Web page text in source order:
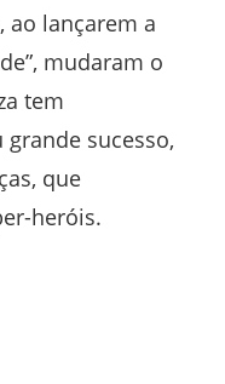
ao lançarem a
mudaram o
tem
sucesso,
que
heróis.